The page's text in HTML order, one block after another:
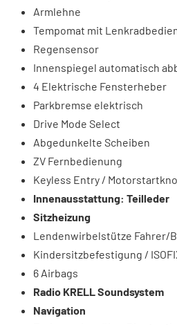
Armlehne
Tempomat mit
Regensensor
Innenspiegel automatisch
4 Elektrische Fensterheber
Parkbremse elektrisch
Drive Mode Select
Abgedunkelte Scheiben
ZV Fernbedienung
Keyless Entry /
Innenausstattung: Teilleder
Sitzheizung
Lendenwirbelstütze Fahrer/
Kindersitzbefestigung /
6 Airbags
Radio KRELL Soundsystem
Navigation